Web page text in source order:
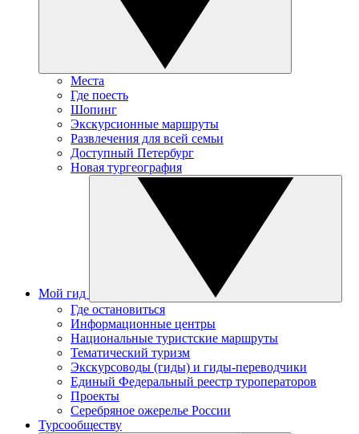
Места
Где поесть
Шопинг
Экскурсионные маршруты
Развлечения для всей семьи
Доступный Петербург
Новая тургеография
Мой гид
Где остановиться
Информационные центры
Национальные туристские маршруты
Тематический туризм
Экскурсоводы (гиды) и гиды-переводчики
Единый Федеральный реестр туроператоров
Проекты
Серебряное ожерелье России
Турсообществу